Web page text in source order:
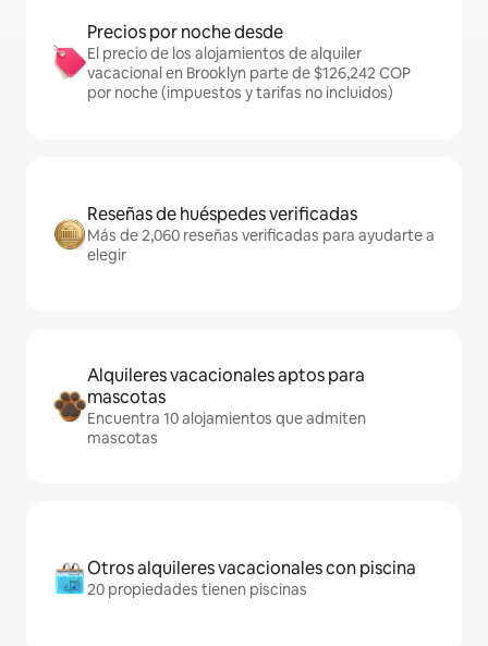
Precios por noche desde
El precio de los alojamientos de alquiler
vacacional en Brooklyn parte de $126,242 COP
por noche (impuestos y tarifas no incluidos)
Reseñas de huéspedes verificadas
Más de 2,060 reseñas verificadas para ayudarte a
elegir
Alquileres vacacionales aptos para
mascotas
Encuentra 10 alojamientos que admiten
mascotas
Otros alquileres vacacionales con piscina
20 propiedades tienen piscinas